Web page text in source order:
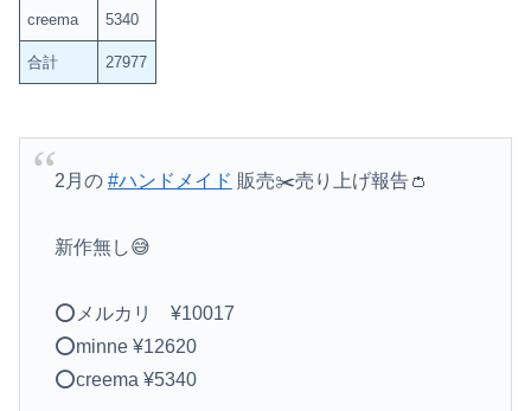
creema 5340
合計 27977
2月の #ハンドメイド 販売✂️売り上げ報告👛
新作無し😅
⭕️メルカリ ¥10017
⭕️minne ¥12620
⭕️creema ¥5340